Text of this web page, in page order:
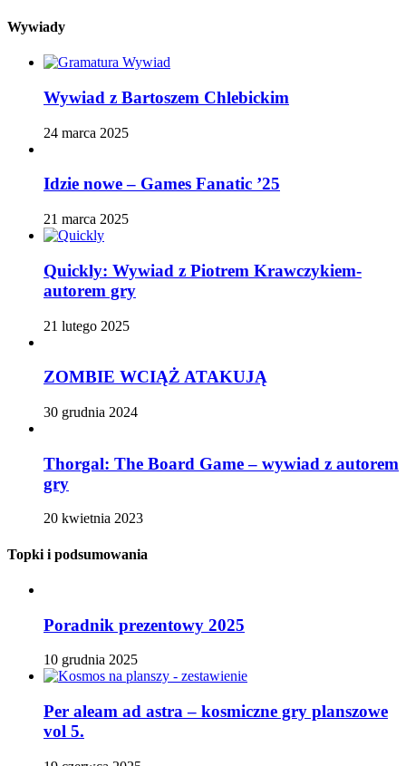
Wywiady
Wywiad z Bartoszem Chlebickim
24 marca 2025
Idzie nowe – Games Fanatic ’25
21 marca 2025
Quickly: Wywiad z Piotrem Krawczykiem-
autorem gry
21 lutego 2025
ZOMBIE WCIĄŻ ATAKUJĄ
30 grudnia 2024
Thorgal: The Board Game – wywiad z autorem
gry
20 kwietnia 2023
Topki i podsumowania
Poradnik prezentowy 2025
10 grudnia 2025
Per aleam ad astra – kosmiczne gry planszowe
vol 5.